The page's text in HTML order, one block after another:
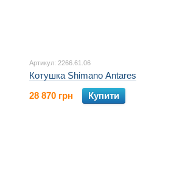
Артикул: 2266.61.06
Котушка Shimano Antares
28 870 грн
Купити